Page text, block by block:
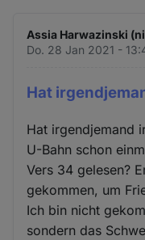
Assia Harwazinski
Do. 28 Jan 2021 -
Hat
Hat irgendjemand
U-Bahn schon
Vers 34 gelesen?
gekommen, um
Ich bin nicht
sondern das